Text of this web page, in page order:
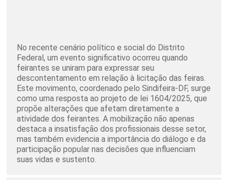
No recente cenário político e social do Distrito
Federal, um evento significativo ocorreu quando
feirantes se uniram para expressar seu
descontentamento em relação à licitação das feiras.
Este movimento, coordenado pelo Sindifeira-DF, surge
como uma resposta ao projeto de lei 1604/2025, que
propõe alterações que afetam diretamente a
atividade dos feirantes. A mobilização não apenas
destaca a insatisfação dos profissionais desse setor,
mas também evidencia a importância do diálogo e da
participação popular nas decisões que influenciam
suas vidas e sustento.